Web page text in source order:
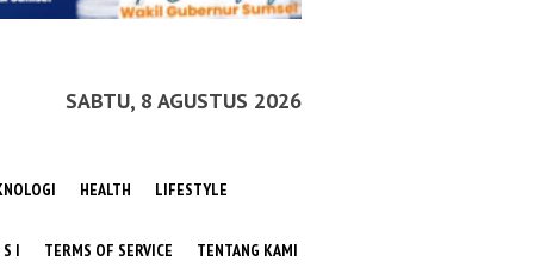
SABTU, 8 AGUSTUS 2026
HEALTH LIFESTYLE
S I TERMS OF SERVICE TENTANG KAMI